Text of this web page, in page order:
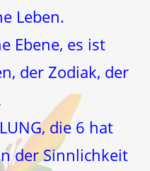
Leben.
Ebene, es ist
der Zodiak, der
die 6 hat
der Sinnlichkeit